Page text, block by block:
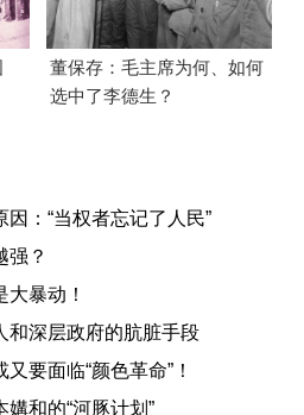
董保存：毛主席为何、如何
选中了李德生？
：“当权者忘记了人民”
强？
暴动！
和深层政府的肮脏手段
要面临“颜色革命”！
和的“河豚计划”